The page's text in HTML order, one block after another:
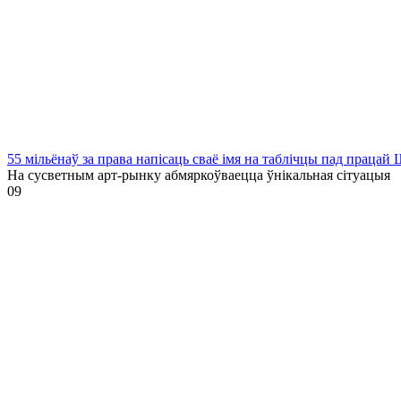
55 мільёнаў за права напісаць сваё імя на таблічцы пад
На сусветным арт-рынку абмяркоўваецца ўнікальная сітуацыя
09